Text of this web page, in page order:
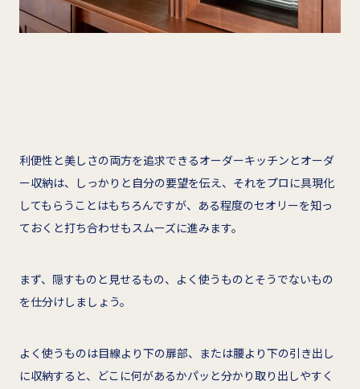
利便性と美しさの両方を追求できるオーダーキッチンとオーダ
ー収納は、しっかりと自分の要望を伝え、それをプロに具現化
してもらうことはもちろんですが、ある程度のセオリーを知っ
ておくと打ち合わせもスムーズに進みます。
まず、隠すものと見せるもの、よく使うものとそうでないもの
を仕分けしましょう。
よく使うものは目線より下の扉部、または腰より下の引き出し
に収納すると、どこに何があるかパッと分かり取り出しやすく